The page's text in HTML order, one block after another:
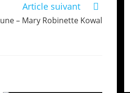
Article suivant
– Mary Robinette Kowal